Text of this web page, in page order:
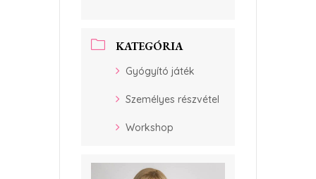
KATEGÓRIA
Gyógyító játék
Személyes részvétel
Workshop